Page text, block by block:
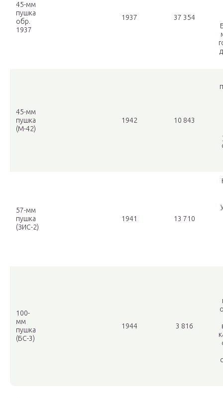
45-мм
пушка
обр.
1937
1937 37 354
45-мм
пушка
(М-42)
1942 10 843
57-мм
пушка
(ЗИС-2)
1941 13 710
100-
мм
пушка
(БС-3)
1944 3 816